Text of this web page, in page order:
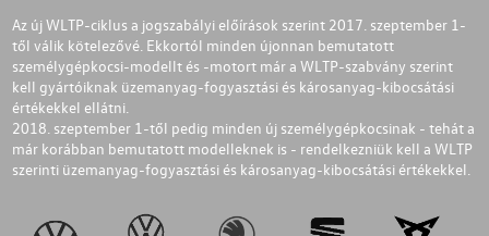
Az új WLTP-ciklus a jogszabályi előírások szerint 2017. szeptember 1-
től válik kötelezővé. Ekkortól minden újonnan bemutatott
személygépkocsi-modellt és -motort már a WLTP-szabvány szerint
kell gyártóiknak üzemanyag-fogyasztási és károsanyag-kibocsátási
értékekkel ellátni.
2018. szeptember 1-től pedig minden új személygépkocsinak - tehát a
már korábban bemutatott modelleknek is - rendelkezniük kell a WLTP
szerinti üzemanyag-fogyasztási és károsanyag-kibocsátási értékekkel.